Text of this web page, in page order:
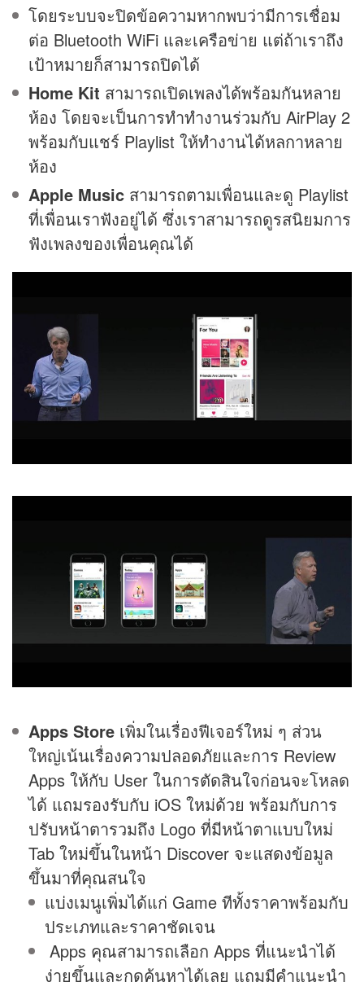
โดยระบบจะปิดข้อความหากพบว่ามีการเชื่อม
ต่อ Bluetooth WiFi และเครือข่าย แต่ถ้าเราถึง
เป้าหมายก็สามารถปิดได้
Home Kit สามารถเปิดเพลงได้พร้อมกันหลาย
ห้อง โดยจะเป็นการทำทำงานร่วมกับ AirPlay 2
พร้อมกับแชร์ Playlist ให้ทำงานได้หลกาหลาย
ห้อง
Apple Music สามารถตามเพื่อนและดู Playlist
ที่เพื่อนเราฟังอยู่ได้ ซึ่งเราสามารถดูรสนิยมการ
ฟังเพลงของเพื่อนคุณได้
Apps Store เพิ่มในเรื่องฟีเจอร์ใหม่ ๆ ส่วน
ใหญ่เน้นเรื่องความปลอดภัยและการ Review
Apps ให้กับ User ในการตัดสินใจก่อนจะโหลด
ได้ แถมรองรับกับ iOS ใหม่ด้วย พร้อมกับการ
ปรับหน้าตารวมถึง Logo ที่มีหน้าตาแบบใหม่
Tab ใหม่ขึ้นในหน้า Discover จะแสดงข้อมูล
ขึ้นมาที่คุณสนใจ
แบ่งเมนูเพิ่มได้แก่ Game ทีทั้งราคาพร้อมกับ
ประเภทและราคาชัดเจน
Apps คุณสามารถเลือก Apps ที่แนะนำได้
ง่ายขึ้นและกดค้นหาได้เลย แถมมีคำแนะนำ